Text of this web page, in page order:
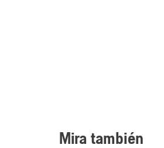
Mira también